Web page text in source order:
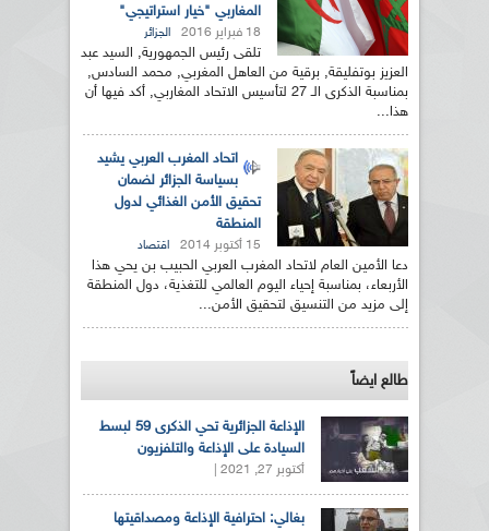
المغاربي "خيار استراتيجي"
18 فبراير 2016 الجزائر
تلقى رئيس الجمهورية, السيد عبد
العزيز بوتفليقة, برقية من العاهل المغربي, محمد السادس,
بمناسبة الذكرى الـ 27 لتأسيس الاتحاد المغاربي, أكد فيها أن
هذا...
اتحاد المغرب العربي يشيد
بسياسة الجزائر لضمان
تحقيق الأمن الغذائي لدول
المنطقة
15 أكتوبر 2014 اقتصاد
دعا الأمين العام لاتحاد المغرب العربي الحبيب بن يحي هذا
الأربعاء، بمناسبة إحياء اليوم العالمي للتغذية، دول المنطقة
إلى مزيد من التنسيق لتحقيق الأمن...
طالع ايضاً
الإذاعة الجزائرية تحي الذكرى 59 لبسط
السيادة على الإذاعة والتلفزيون
أكتوبر 27, 2021 |
بغالي: احترافية الإذاعة ومصداقيتها